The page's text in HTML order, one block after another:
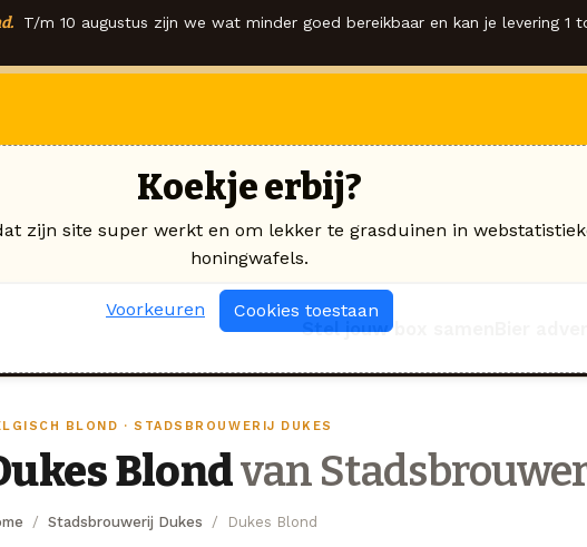
T/m 10 augustus zijn we wat minder goed bereikbaar en kan je levering 1
Stel jouw box samen
BLOND · STADSBROUWERIJ DUKES
Blondvan
Stadsbrouwerij Dukes Dukes Blond
Koekje erbij?
zijn site super werkt en om lekker te grasduinen in
honingwafels.
Voorkeuren Cookies toestaan